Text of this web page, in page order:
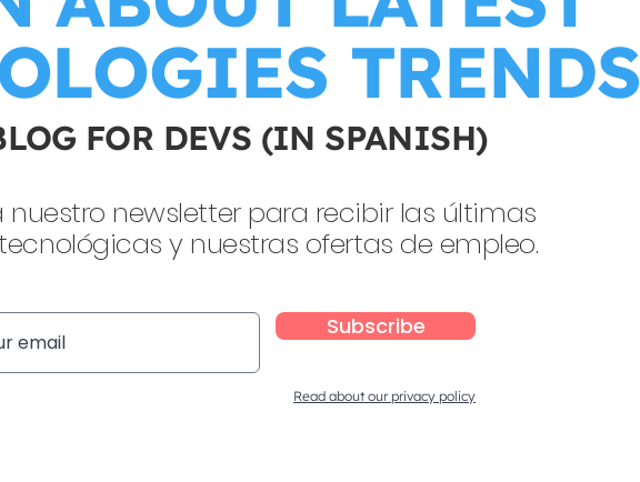
TRENDS
FOR DEVS (IN SPANISH)
nuestro newsletter para recibir las últimas
y nuestras ofertas de empleo.
Subscribe
Read about our privacy policy